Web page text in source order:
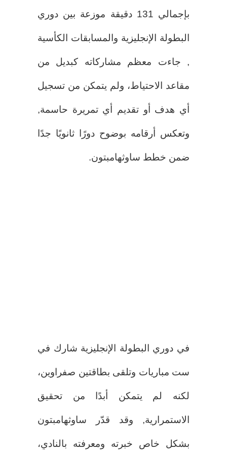
بإجمالي 131 دقيقة موزعة بين دوري
البطولة الإنجليزية والمسابقات الكأسية
, جاءت معظم مشاركاته كبديل من
مقاعد الاحتياط، ولم يتمكن من تسجيل
أي هدف أو تقديم أي تمريرة حاسمة,
وتعكس أرقامه بوضوح دورًا ثانويًا جدًا
ضمن خطط ساوثهامبتون.
في دوري البطولة الإنجليزية شارك في
ست مباريات وتلقى بطاقتين صفراوين،
لكنه لم يتمكن أبدًا من تحقيق
الاستمرارية, وقد قدّر ساوثهامبتون
بشكل خاص خبرته ومعرفته بالنادي،